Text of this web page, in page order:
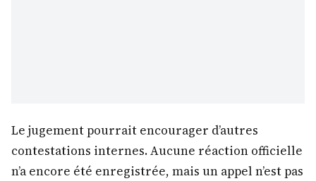
Le jugement pourrait encourager d’autres
contestations internes. Aucune réaction officielle
n’a encore été enregistrée, mais un appel n’est pas